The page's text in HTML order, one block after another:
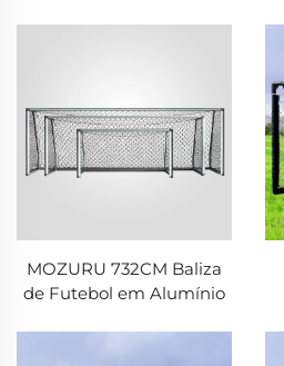
MOZURU 732CM Baliza
de Futebol em Alumínio